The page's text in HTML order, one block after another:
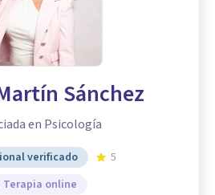
Sánchez
en Psicología
verificado
5
Terapia online